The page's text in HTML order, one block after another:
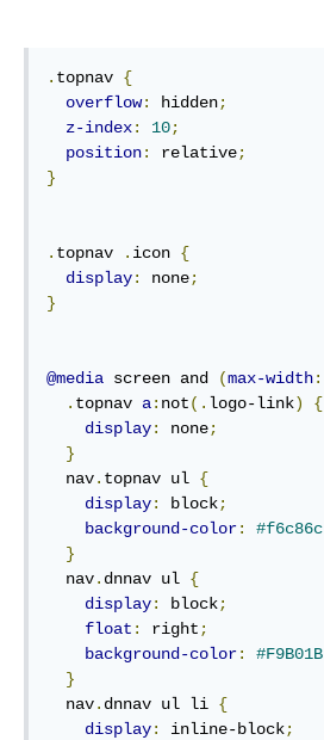
. topnav {
overflow: hidden;
z-index: 10;
position: relative;
}
. topnav . icon {
display: none;
}
@media screen and (max-width:
. topnav a: not(. logo-link)
{
display: none;
}
  nav
. topnav ul {
display: block;
background-color: #f6c86c
}
  nav
. dnnav ul {
display: block;
float : right ;
background-color: #F9B01B
}
  nav
. dnnav ul li {
display: inline-block;